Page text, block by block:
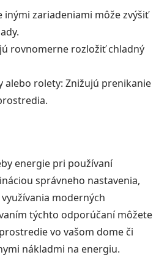
inými zariadeniami môže zvýšiť
rovnomerne rozložiť chladný
alebo rolety: Znižujú prenikanie
energie pri používaní
správneho nastavenia,
moderných
týchto odporúčaní môžete
vo vašom dome či
nákladmi na energiu.